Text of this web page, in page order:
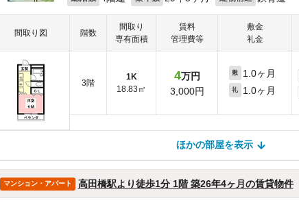
間取り図 階数
間取り
専有面積
賃料
管理費等
敷金
礼金
3階
1K
18.83㎡
4万円
3,000円
敷 1.0ヶ月
礼 1.0ヶ月
ほかの部屋を表示
ほかの部屋は見つかりませんでした
マンション・アパート 高田橋駅より徒歩1分 1階 築26年4ヶ月の賃貸物件